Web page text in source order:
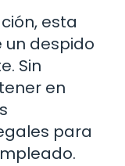
esta
un despido
Sin
en
para